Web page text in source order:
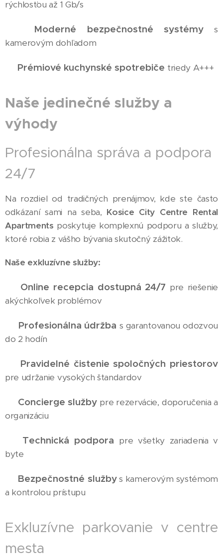
rýchlosťou až 1 Gb/s
Moderné bezpečnostné systémy s
kamerovým dohľadom
Prémiové kuchynské spotrebiče triedy A+++
Naše jedinečné služby a
výhody
Profesionálna správa a podpora
24/7
Na rozdiel od tradičných prenájmov, kde ste často
odkázaní sami na seba, Kosice City Centre Rental
Apartments poskytuje komplexnú podporu a služby,
ktoré robia z vášho bývania skutočný zážitok.
Naše exkluzívne služby:
Online recepcia dostupná 24/7 pre riešenie
akýchkoľvek problémov
Profesionálna údržba s garantovanou odozvou
do 2 hodín
Pravidelné čistenie spoločných priestorov
pre udržanie vysokých štandardov
Concierge služby pre rezervácie, doporučenia a
organizáciu
Technická podpora pre všetky zariadenia v
byte
Bezpečnostné službys kamerovým systémom
a kontrolou prístupu
Exkluzívne parkovanie v centre
mesta